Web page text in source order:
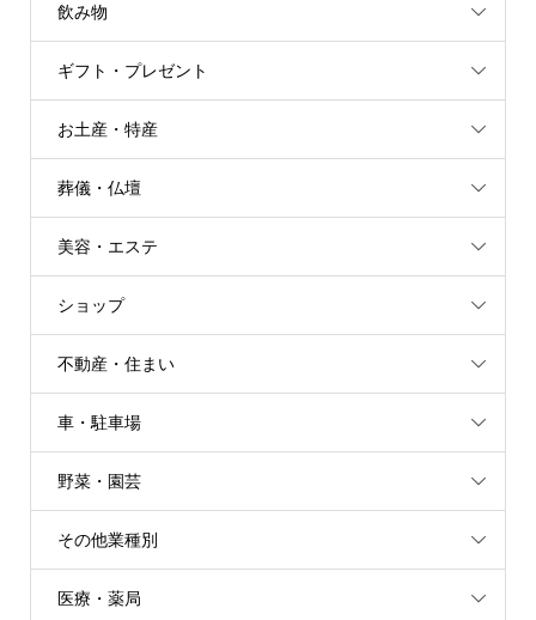
飲み物
ギフト・プレゼント
お土産・特産
葬儀・仏壇
美容・エステ
ショップ
不動産・住まい
車・駐車場
野菜・園芸
その他業種別
医療・薬局